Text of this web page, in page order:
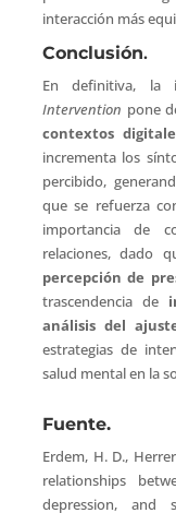
interacción más
Conclusión.
En definitiva, la
Intervention pone
contextos
incrementa los
percibido,
que se refuerza
importancia de
relaciones, dado
percepción de
trascendencia de
análisis del
estrategias de
salud mental en la
Fuente.
Erdem, H. D.,
relationships
depression,